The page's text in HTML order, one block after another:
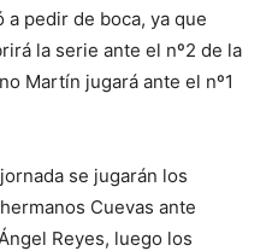
a pedir de boca, ya que
la serie ante el nº2 de la
Martín jugará ante el nº1
se jugarán los
Cuevas ante
Reyes, luego los